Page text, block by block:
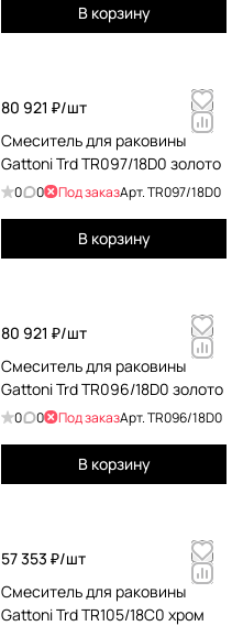
В корзину
80 921 ₽/шт
Смеситель для раковины
Gattoni Trd TR097/18D0 золото
0 0 Под заказАрт.TR097/18D0
В корзину
80 921 ₽/шт
Смеситель для раковины
Gattoni Trd TR096/18D0 золото
0 0 Под заказАрт.TR096/18D0
В корзину
57 353 ₽/шт
Смеситель для раковины
Gattoni Trd TR105/18C0 хром